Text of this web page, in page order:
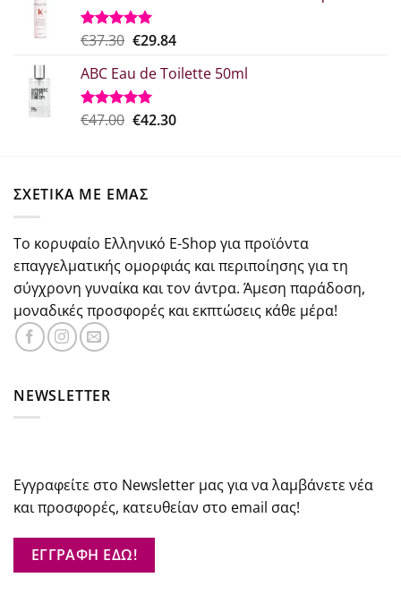
€29.00.
€21.75.
Βαθμολογήθηκε
από 5
€37.30 Original
was:
€37.30.
€29.84Η
τιμή
€29.84.
ABC Eau de Toilette 50ml
Βαθμολογήθηκε
€47.00 Original
€42.30Η
ΣΧΕΤΙΚΑ ΜΕ ΕΜΑΣ
Το κορυφαίο Ελληνικό E-Shop για προϊόντα
επαγγελματικής ομορφιάς και περιποίησης για τη
σύγχρονη γυναίκα και τον άντρα. Άμεση παράδοση,
μοναδικές προσφορές και εκπτώσεις κάθε μέρα!
NEWSLETTER
Εγγραφείτε στο Newsletter μας για να λαμβάνετε νέα
και προσφορές, κατευθείαν στο email σας!
ΕΓΓΡΑΦΗ ΕΔΩ!